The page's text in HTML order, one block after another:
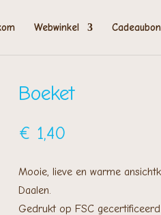
Webwinkel Cadeaubon
Boeket
€ 1,40
Mooie, lieve en warme
Daalen.
Gedrukt op FSC